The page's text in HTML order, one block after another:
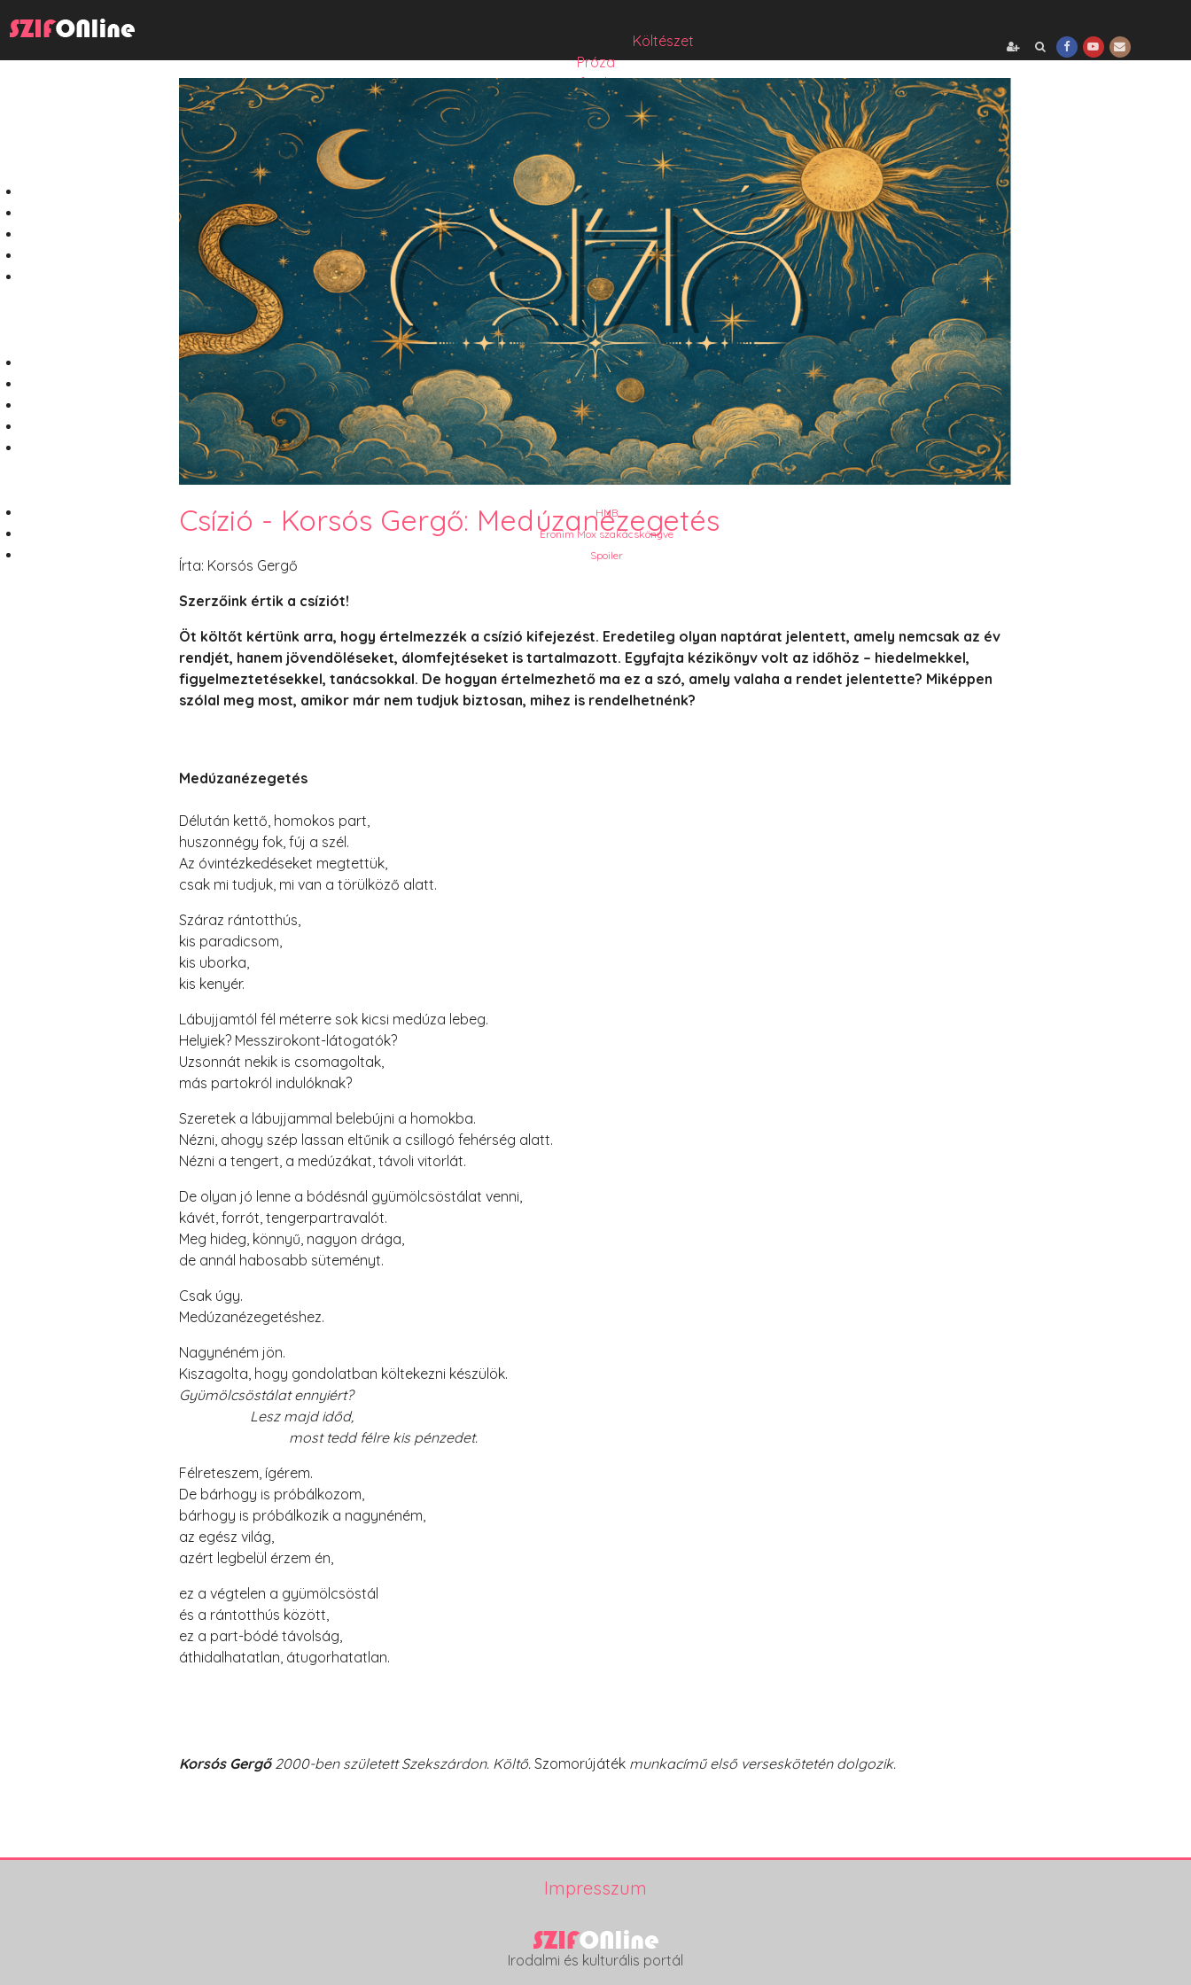
Költészet
Próza
Műfordítás
Mese
Folyó/irat/mentés
Sorozat
Hibrid
Hasznos szöveg
Józsefet nem kérdezte senki
Csízió
HISZTI
comicON
PesText
PesText 2021
PesText 2022
PesText 2023
PesText 2024
PesText 2025
+SZIF
HNB
Eronim Mox szakácskönyve
Spoiler
Csízió - Korsós Gergő: Medúzanézegetés
Írta: Korsós Gergő
Szerzőink értik a csíziót!
Öt költőt kértünk arra, hogy értelmezzék a csízió kifejezést. Eredetileg olyan naptárat jelentett, amely nemcsak az év
rendjét, hanem jövendöléseket, álomfejtéseket is tartalmazott. Egyfajta kézikönyv volt az időhöz – hiedelmekkel,
figyelmeztetésekkel, tanácsokkal. De hogyan értelmezhető ma ez a szó, amely valaha a rendet jelentette? Miképpen
szólal meg most, amikor már nem tudjuk biztosan, mihez is rendelhetnénk?
Medúzanézegetés
Délután kettő, homokos part,
huszonnégy fok, fúj a szél.
Az óvintézkedéseket megtettük,
csak mi tudjuk, mi van a törülköző alatt.
Száraz rántotthús,
kis paradicsom,
kis uborka,
kis kenyér.
Lábujjamtól fél méterre sok kicsi medúza lebeg.
Helyiek? Messzirokont-látogatók?
Uzsonnát nekik is csomagoltak,
más partokról indulóknak?
Szeretek a lábujjammal belebújni a homokba.
Nézni, ahogy szép lassan eltűnik a csillogó fehérség alatt.
Nézni a tengert, a medúzákat, távoli vitorlát.
De olyan jó lenne a bódésnál gyümölcsöstálat venni,
kávét, forrót, tengerpartravalót.
Meg hideg, könnyű, nagyon drága,
de annál habosabb süteményt.
Csak úgy.
Medúzanézegetéshez.
Nagynéném jön.
Kiszagolta, hogy gondolatban költekezni készülök.
Gyümölcsöstálat ennyiért?
Lesz majd időd,
most tedd félre kis pénzedet.
Félreteszem, ígérem.
De bárhogy is próbálkozom,
bárhogy is próbálkozik a nagynéném,
az egész világ,
azért legbelül érzem én,
ez a végtelen a gyümölcsöstál
és a rántotthús között,
ez a part-bódé távolság,
áthidalhatatlan, átugorhatatlan.
Korsós Gergő2000-ben született Szekszárdon. Költő. Szomorújátékmunkacímű első verseskötetén dolgozik.
Impresszum
Irodalmi és kulturális portál